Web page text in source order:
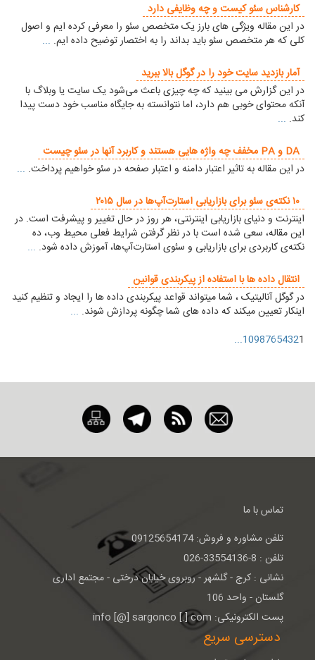
کارشناس سئو کیست و چه وظایفی دارد
در این مقاله ویژگی های بارز یک متخصص سئو را معرفی کرده ایم و اصول
کلی که هر متخصص سئو باید بداند را به اختصار توضیح داده ایم. ...
آمار بازدید سایت خود را در گوگل بالا ببرید
در این گزارش می بینید که چه چیزی باعث می‌شود یک سایت یا وبلاگ با
آنکه محتوای خوبی هم دارد، اما نتوانسته به جایگاه مناسب خود دست پیدا
کند. ...
DA و PA مخفف چه واژه هایی هستند و کاربرد آنها در سئو چیست
در این مقاله به تاثیر اعتبار دامنه و اعتبار صفحه در سئو خواهیم پرداخت. ...
۱۰ نکته‌ی سئو برای بازاریابی استارت‌آپ‌ها در سال ۲۰۱۵
اینترنت و دنیای بازاریابی اینترنتی، هر روز در حال تغییر و پیشرفت است. در
این مقاله، سعی شده است با در نظر گرفتن شرایط فعلی محیط وب، ده
نکته‌ی کاربردی برای بازاریابی و سئوی استارت‌آپ‌ها، آموزش داده شود. ...
انتقال داده ها با استفاده از پیکربندی قوانین
در گوگل آنالیتیک ، شما میتواند قواعد پیکربندی داده ها را ایجاد و تنظیم کنید
اینکار تعیین میکند که داده های شما چگونه پردازش شوند. ...
1
2
3
4
5
6
7
8
9
10
...
تماس با ما
تلفن مشاوره و فروش: 09125654174
تلفن : 8-33554136-026
نشانی : كرج - گلشهر - روبروی خيابان درختی - مجتمع اداری
گلستان - واحد 106
پست الکترونیکی: info [@] sargonco [.] com
دسترسی سریع